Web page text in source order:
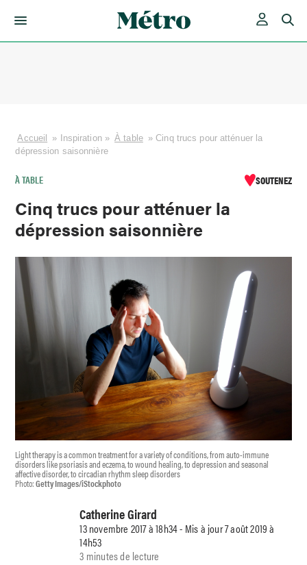
Accueil » Inspiration» À table »Cinq trucs pour atténuer la
dépression saisonnière
À TABLE SOUTENEZ
Cinq trucs pour atténuer la
dépression saisonnière
Light therapy is a common treatment for a variety of conditions, from auto-immune
disorders like psoriasis and eczema, to wound healing, to depression and seasonal
affective disorder, to circadian rhythm sleep disorders
Photo:Getty Images/iStockphoto
Catherine Girard
13 novembre 2017 à 18h34 - Mis à jour 7 août 2019 à
14h53
3 minutes de lecture